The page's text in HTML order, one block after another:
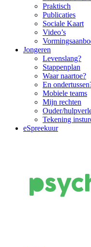
Praktisch
Publicaties
Sociale Kaart
Video’s
Jongeren
Levenslang?
Stappenplan
Waar naartoe?
En
Mobiele teams
Mijn rechten
Ouder/
Tekening
eSpreekuur